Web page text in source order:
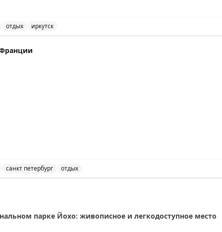
9:00
отдых иркутск
санкт петербург отдых
парке Йохо: живописное и легкодоступное место